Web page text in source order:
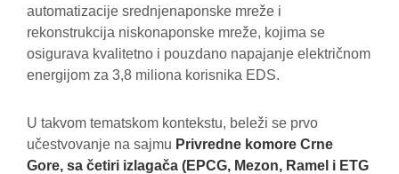
automatizacije srednjenaponske mreže i
rekonstrukcija niskonaponske mreže, kojima se
osigurava kvalitetno i pouzdano napajanje električnom
energijom za 3,8 miliona korisnika EDS.
U takvom tematskom kontekstu, beleži se prvo
učestvovanje na sajmu Privredne komore Crne
Gore, sa četiri izlagača (EPCG, Mezon, Ramel i ETG